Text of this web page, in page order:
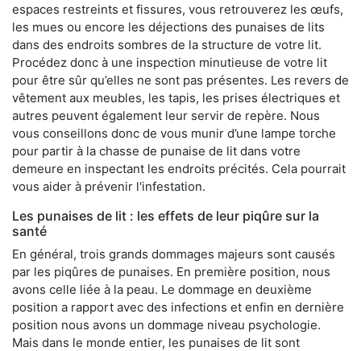
espaces restreints et fissures, vous retrouverez les œufs,
les mues ou encore les déjections des punaises de lits
dans des endroits sombres de la structure de votre lit.
Procédez donc à une inspection minutieuse de votre lit
pour être sûr qu’elles ne sont pas présentes. Les revers de
vêtement aux meubles, les tapis, les prises électriques et
autres peuvent également leur servir de repère. Nous
vous conseillons donc de vous munir d’une lampe torche
pour partir à la chasse de punaise de lit dans votre
demeure en inspectant les endroits précités. Cela pourrait
vous aider à prévenir l'infestation.
Les punaises de lit : les effets de leur piqûre sur la
santé
En général, trois grands dommages majeurs sont causés
par les piqûres de punaises. En première position, nous
avons celle liée à la peau. Le dommage en deuxième
position a rapport avec des infections et enfin en dernière
position nous avons un dommage niveau psychologie.
Mais dans le monde entier, les punaises de lit sont